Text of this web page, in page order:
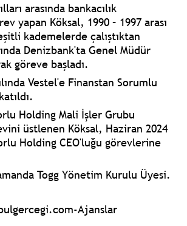
arasında bankacılık
yapan Köksal, 1990 – 1997 arası
kademelerde çalıştıktan
Denizbank'ta Genel Müdür
göreve başladı.
Vestel'e Finanstan Sorumlu
Holding Mali İşler Grubu
üstlenen Köksal, Haziran 2024
Holding CEO'luğu görevlerine
Togg Yönetim Kurulu Üyesi.
Ajanslar